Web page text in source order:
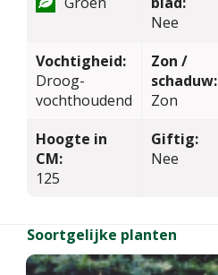
Nee
Vochtigheid:
Droog-
vochthoudend
Zon /
schaduw:
Zon
Hoogte in
CM:
125
Giftig:
Nee
Soortgelijke planten